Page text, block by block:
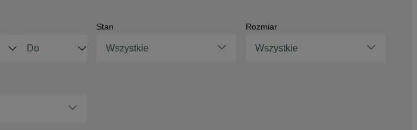
Stan
Wszystkie
Rozmiar
Wszystkie